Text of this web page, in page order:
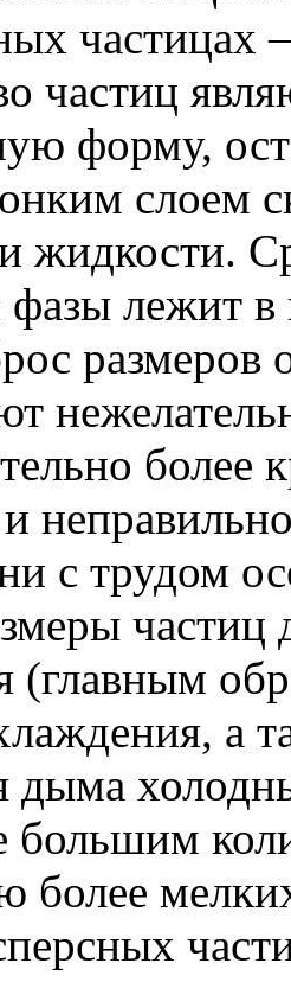
частицах
частиц
форму,
слоем
жидкости.
фазы лежит
с трудом
частиц
(главным
а
дыма
большим
более